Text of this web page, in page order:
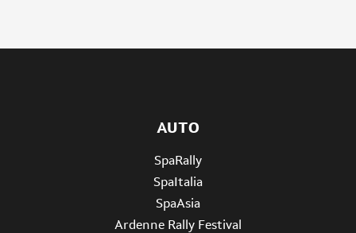
AUTO
SpaRally
SpaItalia
SpaAsia
Ardenne Rally Festival